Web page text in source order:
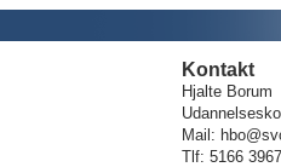
Kontakt
Hjalte Borum
Mail:
Tlf: 5166 3967